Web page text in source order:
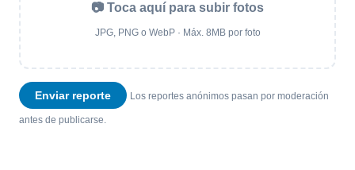
📷 Toca aquí para subir fotos
JPG, PNG o WebP · Máx. 8MB por foto
Enviar reporte Los reportes anónimos pasan por moderación
antes de publicarse.